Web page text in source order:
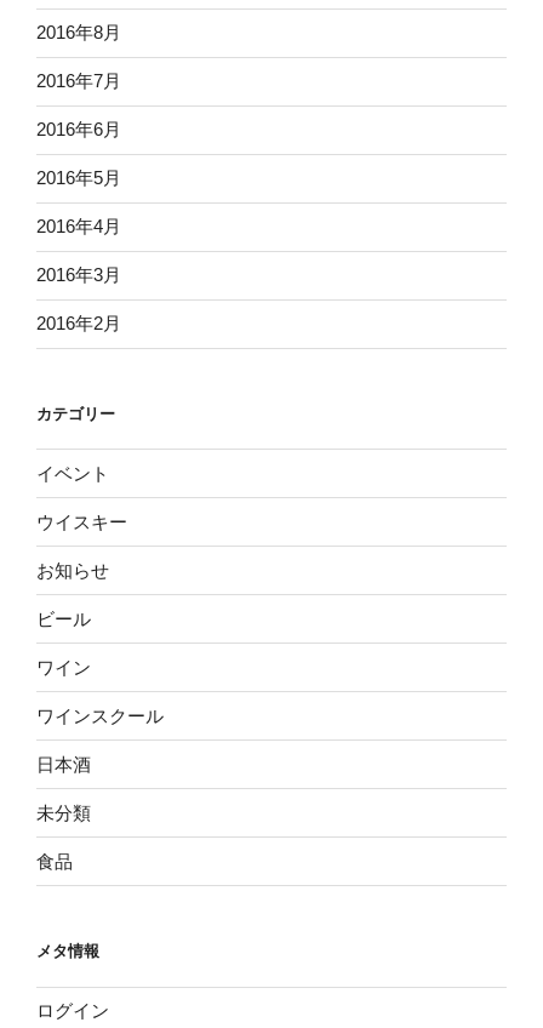
2016年8月
2016年7月
2016年6月
2016年5月
2016年4月
2016年3月
2016年2月
カテゴリー
イベント
ウイスキー
お知らせ
ビール
ワイン
ワインスクール
日本酒
未分類
食品
メタ情報
ログイン